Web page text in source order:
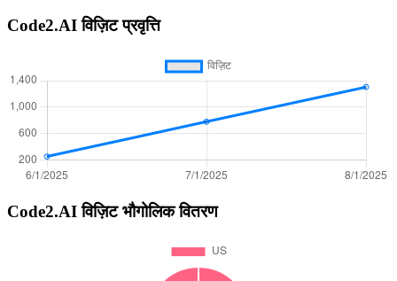
Code2.AI विज़िट प्रवृत्ति
Code2.AI विज़िट भौगोलिक वितरण